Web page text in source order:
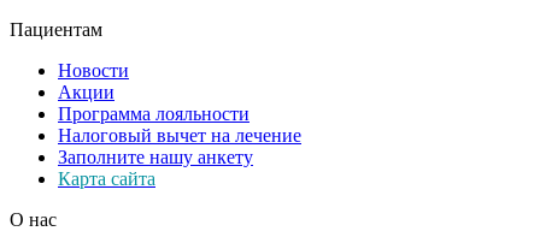
Пациентам
Новости
Акции
Программа лояльности
Налоговый вычет на лечение
Заполните нашу анкету
Карта сайта
О нас